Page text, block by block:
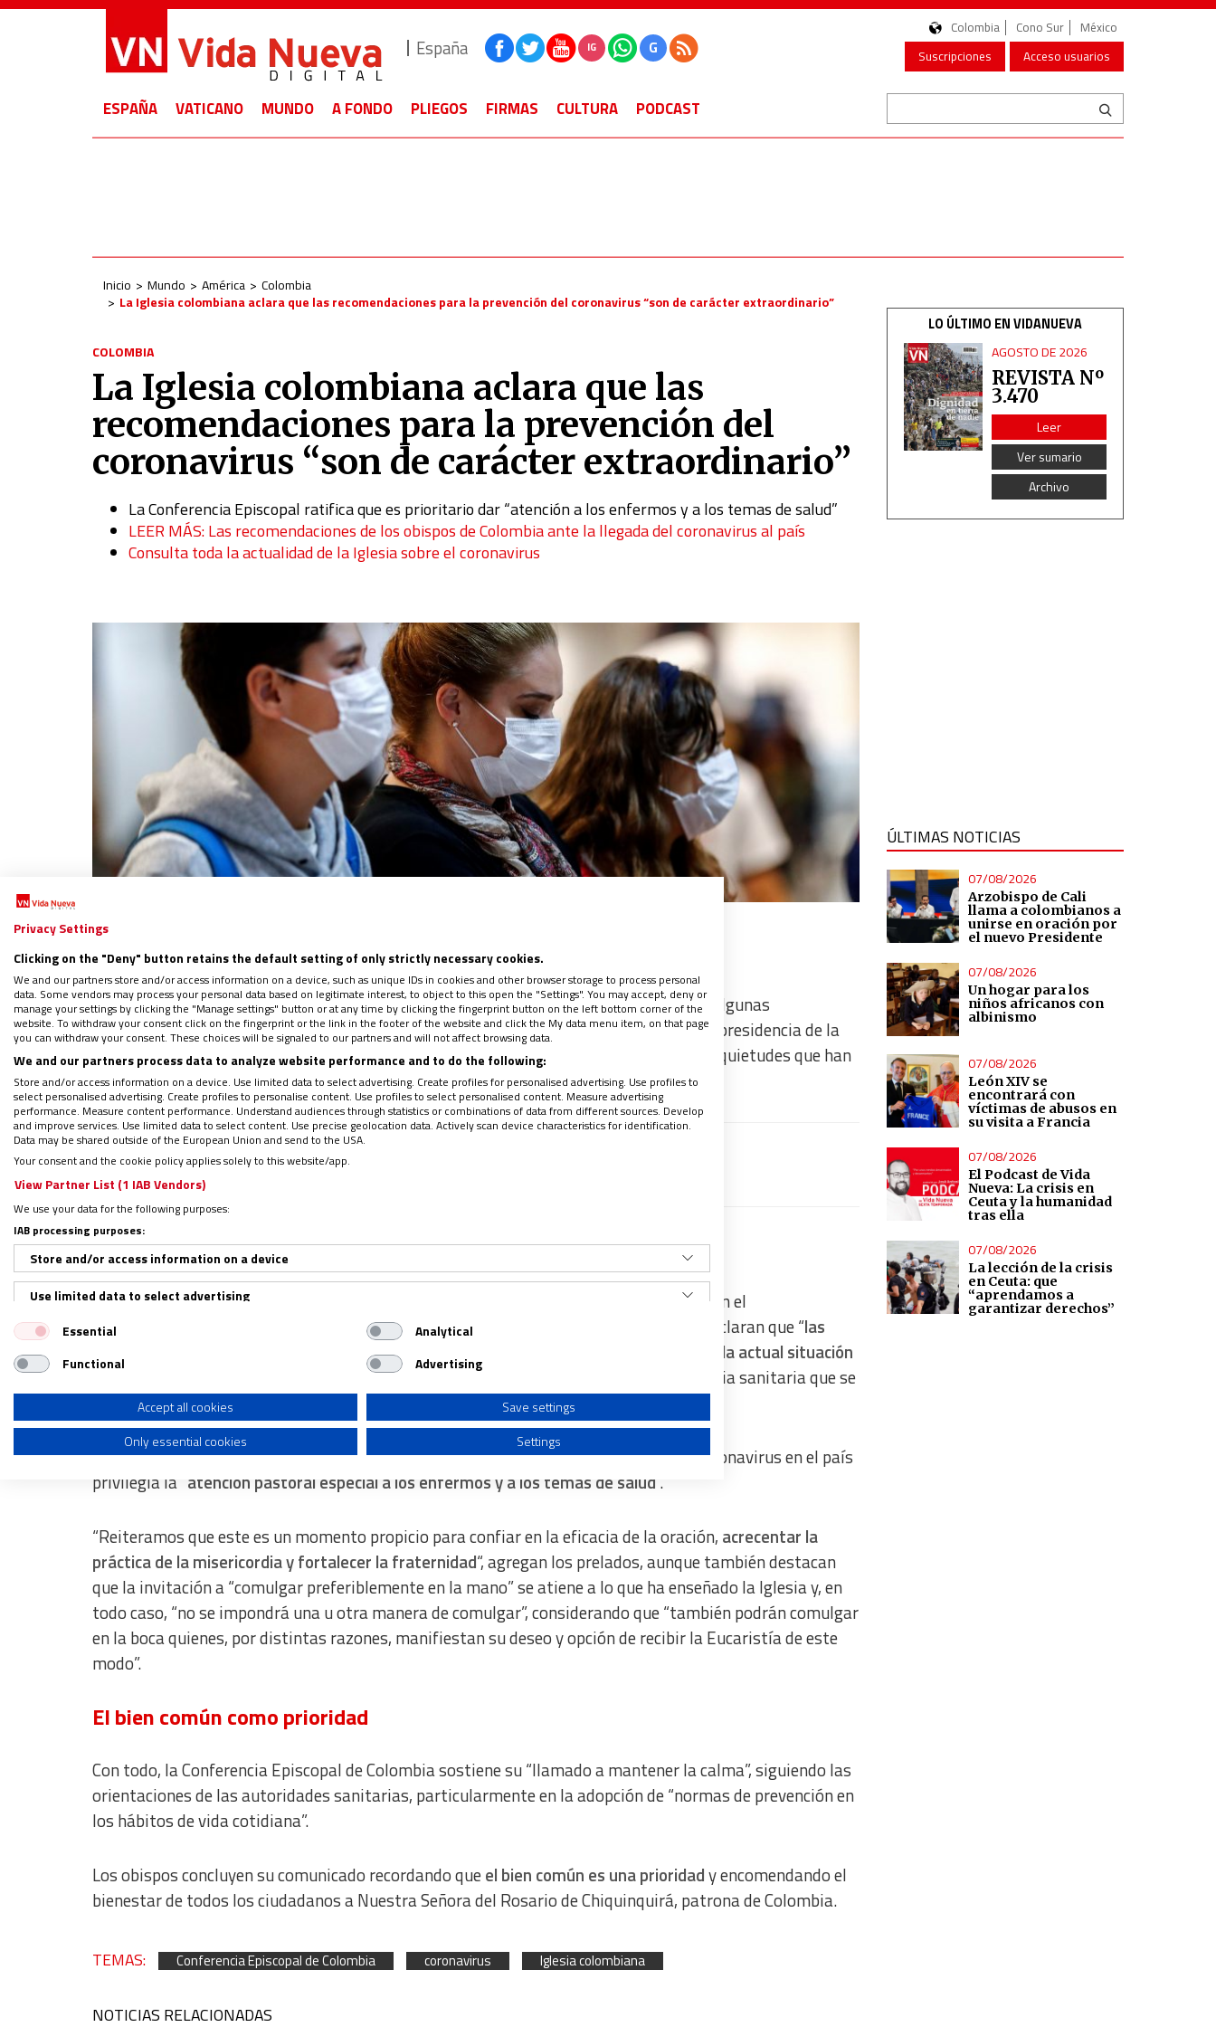
España IG G
Colombia Cono Sur
México
Suscripciones
Acceso usuarios
ESPAÑA VATICANO MUNDO A FONDO PLIEGOS FIRMAS CULTURA PODCAST
Inicio Mundo América
Colombia
La Iglesia colombiana aclara que las recomendaciones para la prevención del coronavirus “son de carácter extraordinario”
COLOMBIA
La Iglesia colombiana aclara que las
recomendaciones para la prevención del
coronavirus “son de carácter extraordinario”
La Conferencia Episcopal ratifica que es prioritario dar “atención a los enfermos y a los temas de salud”
LEER MÁS: Las recomendaciones de los obispos de Colombia ante la llegada del coronavirus al país
Consulta toda la actualidad de la Iglesia sobre el coronavirus
Síguenos en:
PorÓscar Elizalde Prada|11/03/2020 - 03:28
Tan solo habían pasado tres días desde que los obispos de Colombia dieran a conocer algunas
recomendaciones para prevenir la propagación del virus Covid-19en el país, cuando la presidencia de la
Conferencia Episcopal emitió una nuevacomunicaciónpara dar respuesta a algunas inquietudes que han
surgido.
Regístrate en el boletín gratuito y recibe un avance de los contenidos
Todos podemos colaborar
En su mensaje, el presidente del episcopado colombiano, Óscar Urbina Ortega, junto con el
vicepresidente, Ricardo Tobón Restrepo, y el secretario general, Elkin Álvarez Botero, aclaran que “las
recomendaciones hechas son de carácter extraordinario, dados los riesgos que ofrece la actual situación
y pensando en que todos podemos colaborar solidariamente para prevenir la emergencia sanitaria que se
pueda presentar”.
En ese sentido, la Iglesia recuerda que las acciones preventivas por la presencia del coronavirus en el país
privilegia la “ atención pastoral especial a los enfermos y a los temas de salud“.
“Reiteramos que este es un momento propicio para confiar en la eficacia de la oración, acrecentar la
práctica de la misericordia y fortalecer la fraternidad“, agregan los prelados, aunque también destacan
que la invitación a “comulgar preferiblemente en la mano” se atiene a lo que ha enseñado la Iglesia y, en
todo caso, “no se impondrá una u otra manera de comulgar”, considerando que “también podrán comulgar
en la boca quienes, por distintas razones, manifiestan su deseo y opción de recibir la Eucaristía de este
modo”.
El bien común como prioridad
Con todo, la Conferencia Episcopal de Colombia sostiene su “llamado a mantener la calma”, siguiendo las
orientaciones de las autoridades sanitarias, particularmente en la adopción de “normas de prevención en
los hábitos de vida cotidiana”.
Los obispos concluyen su comunicado recordando queel bien común es una prioridady encomendando el
bienestar de todos los ciudadanos a Nuestra Señora del Rosario de Chiquinquirá, patrona de Colombia.
TEMAS: Conferencia Episcopal de Colombia coronavirus Iglesia colombiana
NOTICIAS RELACIONADAS
LO ÚLTIMO EN VIDANUEVA
AGOSTO DE 2026
REVISTA Nº
3.470
Leer
Ver sumario
Archivo
ÚLTIMAS NOTICIAS
07/08/2026
Arzobispo de Cali
llama a colombianos a
unirse en oración por
el nuevo Presidente
07/08/2026
Un hogar para los
niños africanos con
albinismo
07/08/2026
León XIV se
encontrará con
víctimas de abusos en
su visita a Francia
07/08/2026
El Podcast de Vida
Nueva: La crisis en
Ceuta y la humanidad
tras ella
07/08/2026
La lección de la crisis
en Ceuta: que
“aprendamos a
garantizar derechos”
Privacy Settings
Clicking on the "Deny" button retains the default setting of only strictly necessary cookies.
We and our partners store and/or access information on a device, such as unique IDs in cookies and other browser storage to process personal
data. Some vendors may process your personal data based on legitimate interest, to object to this open the "Settings". You may accept, deny or
manage your settings by clicking the "Manage settings" button or at any time by clicking the fingerprint button on the left bottom corner of the
website. To withdraw your consent click on the fingerprint or the link in the footer of the website and click the My data menu item, on that page
you can withdraw your consent. These choices will be signaled to our partners and will not affect browsing data.
We and our partners process data to analyze website performance and to do the following:
Store and/or access information on a device. Use limited data to select advertising. Create profiles for personalised advertising. Use profiles to
select personalised advertising. Create profiles to personalise content. Use profiles to select personalised content. Measure advertising
performance. Measure content performance. Understand audiences through statistics or combinations of data from different sources. Develop
and improve services. Use limited data to select content. Use precise geolocation data. Actively scan device characteristics for identification.
Data may be shared outside of the European Union and send to the USA.
Your consent and the cookie policy applies solely to this website/app.
View Partner List (1 IAB Vendors)
We use your data for the following purposes:
IAB processing purposes:
Store and/or access information on a device
Use limited data to select advertising
Create profiles for personalised advertising
Use profiles to select personalised advertising
Create profiles to personalise content
Use profiles to select personalised content
Measure advertising performance
Understand audiences through statistics or combinations of data from different sources
Develop and improve services
Use limited data to select content
IAB Special Features:
Identify devices based on information actively requested
Advertising
Essential
Analytical
Functional
Advertising
Accept all cookies
Save settings
Only essential cookies
Settings